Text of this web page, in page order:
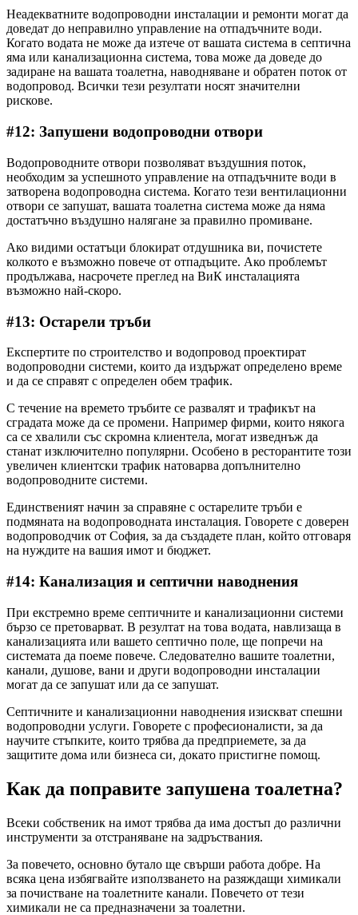
Неадекватните водопроводни инсталации и ремонти могат да
доведат до неправилно управление на отпадъчните води.
Когато водата не може да изтече от вашата система в септична
яма или канализационна система, това може да доведе до
задиране на вашата тоалетна, наводняване и обратен поток от
водопровод. Всички тези резултати носят значителни
рискове.
#12: Запушени водопроводни отвори
Водопроводните отвори позволяват въздушния поток,
необходим за успешното управление на отпадъчните води в
затворена водопроводна система. Когато тези вентилационни
отвори се запушат, вашата тоалетна система може да няма
достатъчно въздушно налягане за правилно промиване.
Ако видими остатъци блокират отдушника ви, почистете
колкото е възможно повече от отпадъците. Ако проблемът
продължава, насрочете преглед на ВиК инсталацията
възможно най-скоро.
#13: Остарели тръби
Експертите по строителство и водопровод проектират
водопроводни системи, които да издържат определено време
и да се справят с определен обем трафик.
С течение на времето тръбите се развалят и трафикът на
сградата може да се промени. Например фирми, които някога
са се хвалили със скромна клиентела, могат изведнъж да
станат изключително популярни. Особено в ресторантите този
увеличен клиентски трафик натоварва допълнително
водопроводните системи.
Единственият начин за справяне с остарелите тръби е
подмяната на водопроводната инсталация. Говорете с доверен
водопроводчик от София, за да създадете план, който отговаря
на нуждите на вашия имот и бюджет.
#14: Канализация и септични наводнения
При екстремно време септичните и канализационни системи
бързо се претоварват. В резултат на това водата, навлизаща в
канализацията или вашето септично поле, ще попречи на
системата да поеме повече. Следователно вашите тоалетни,
канали, душове, вани и други водопроводни инсталации
могат да се запушат или да се запушат.
Септичните и канализационни наводнения изискват спешни
водопроводни услуги. Говорете с професионалисти, за да
научите стъпките, които трябва да предприемете, за да
защитите дома или бизнеса си, докато пристигне помощ.
Как да поправите запушена тоалетна?
Всеки собственик на имот трябва да има достъп до различни
инструменти за отстраняване на задръствания.
За повечето, основно бутало ще свърши работа добре. На
всяка цена избягвайте използването на разяждащи химикали
за почистване на тоалетните канали. Повечето от тези
химикали не са предназначени за тоалетни.